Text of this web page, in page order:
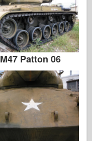
M47 Patton 06